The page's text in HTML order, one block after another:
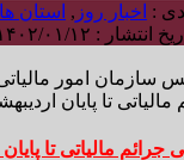
: اخبار روز , استان ها
انتشار : ۱۴۰۲/۰۱/۱۲ - ۲۱:۴۲
سازمان امور
تا پایان